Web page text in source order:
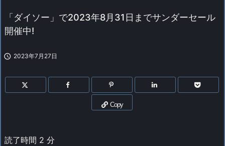
「ダイソー」で2023年8月31日までサンダーセール
開催中!
 2023年7月27日
Copy
読了時間 2 分